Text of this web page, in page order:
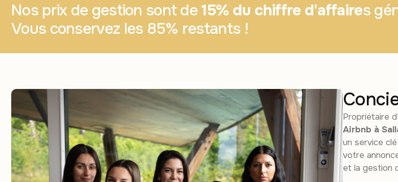
Nos prix de gestion sont de 15% du chiffre d'affaires
Vous conservez les 85% restants !
Propriétaire
Airbnb à
un service
votre
et la gestion